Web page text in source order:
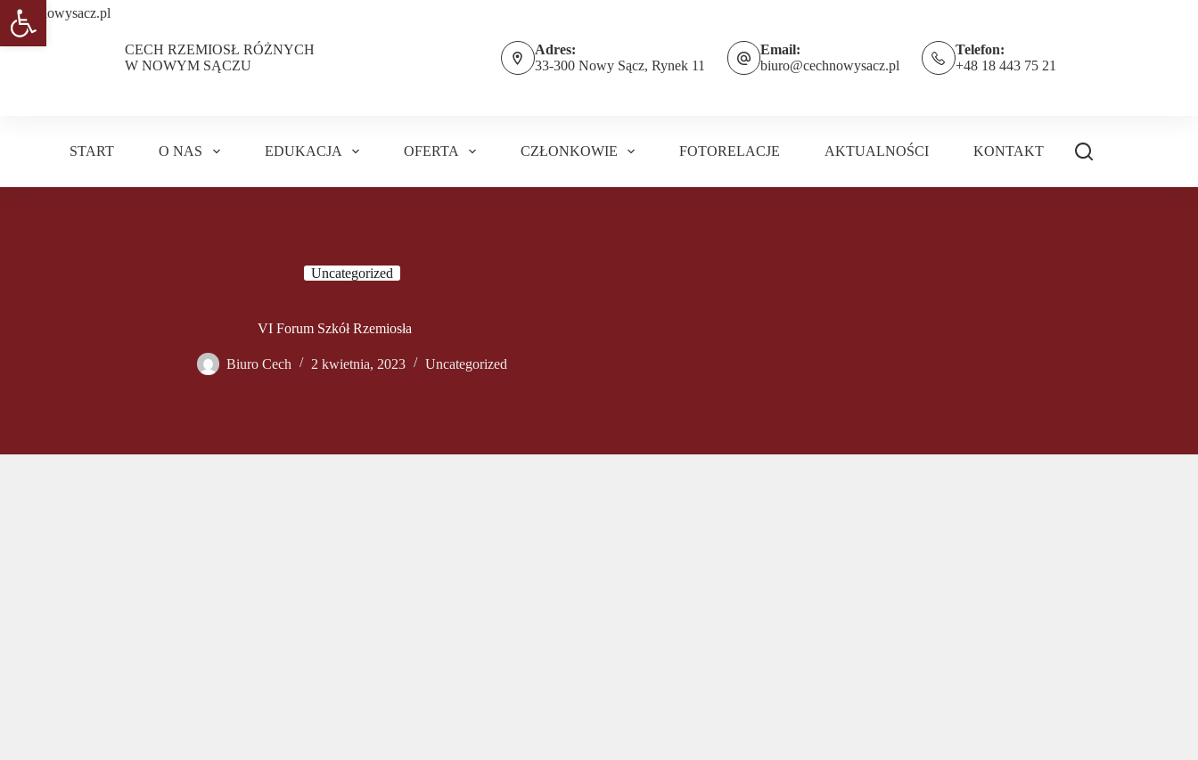
Przejdź
do
treści
CECH RZEMIOSŁ RÓŻNYCH
W NOWYM SĄCZU
Adres:
33-300 Nowy Sącz, Rynek 11
Email:
biuro@cechnowysacz.pl
Telefon:
+48 18 443 75 21
START O NAS EDUKACJA OFERTA CZŁONKOWIE FOTORELACJE AKTUALNOŚCI KONTAKT
Uncategorized
VI Forum Szkół Rzemiosła
Biuro Cech 2 kwietnia, 2023 Uncategorized